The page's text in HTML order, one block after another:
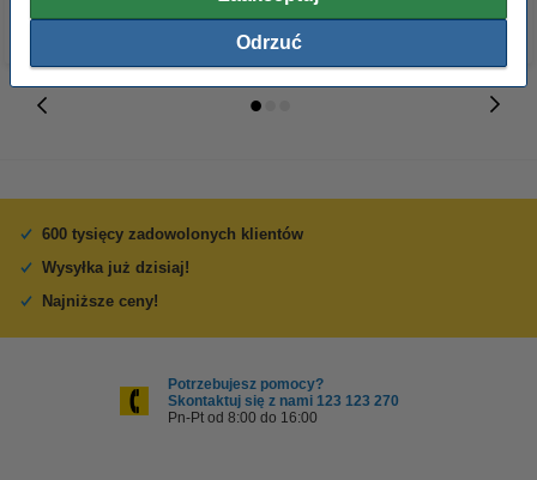
Odrzuć
600 tysięcy zadowolonych klientów
Wysyłka już dzisiaj!
Najniższe ceny!
Potrzebujesz pomocy?
Skontaktuj się z nami 123 123 270
Pn-Pt od 8:00 do 16:00